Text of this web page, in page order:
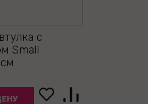
с
Small